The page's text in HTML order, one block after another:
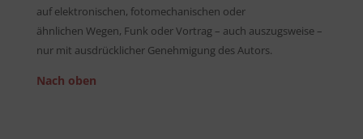
auf elektronischen, fotomechanischen oder
ähnlichen Wegen, Funk oder Vortrag – auch auszugsweise –
nur mit ausdrücklicher Genehmigung des Autors.
Nach oben